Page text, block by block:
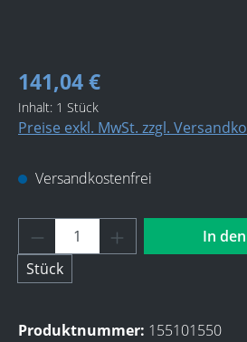
141,04 €
Inhalt: 1 Stück
Preise exkl. MwSt. zzgl.
Versandkostenfrei
Produkt Anzahl: Gib
Stück
In
Produktnummer: 155101550